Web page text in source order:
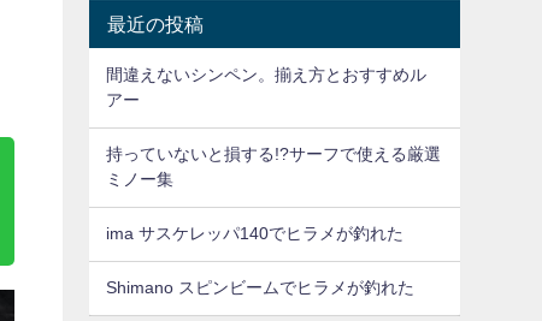
最近の投稿
間違えないシンペン。揃え方とおすすめル
アー
持っていないと損する!?サーフで使える厳選
ミノー集
ima サスケレッパ140でヒラメが釣れた
Shimano スピンビームでヒラメが釣れた